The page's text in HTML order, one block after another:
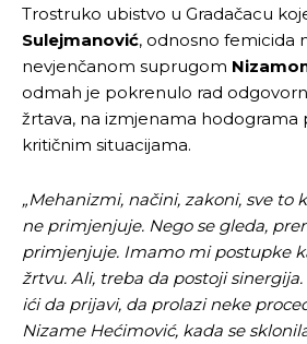
Trostruko ubistvo u Gradačacu
Sulejmanović, odnosno femicida
nevjenčanom suprugom
odmah je pokrenulo rad
žrtava, na izmjenama hodograma
kritičnim situacijama.
„Mehanizmi, načini, zakoni, sve to
ne primjenjuje. Nego se gleda,
primjenjuje. Imamo mi postupke
žrtvu. Ali, treba da postoji
ići da prijavi, da prolazi neke
Nizame Hećimović, kada se